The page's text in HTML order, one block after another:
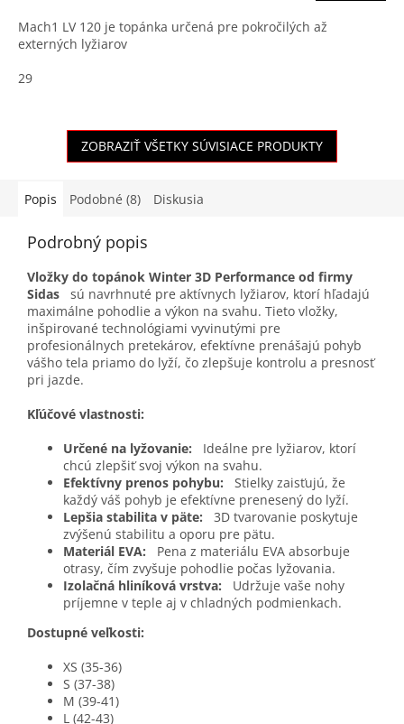
Mach1 LV 120 je topánka určená pre pokročilých až
externých lyžiarov
29
ZOBRAZIŤ VŠETKY SÚVISIACE PRODUKTY
Popis Podobné (8) Diskusia
Podrobný popis
Vložky do topánok Winter 3D Performance od firmy
Sidas
sú navrhnuté pre aktívnych lyžiarov, ktorí hľadajú
maximálne pohodlie a výkon na svahu. Tieto vložky,
inšpirované technológiami vyvinutými pre
profesionálnych pretekárov, efektívne prenášajú pohyb
vášho tela priamo do lyží, čo zlepšuje kontrolu a presnosť
pri jazde.
Kľúčové vlastnosti:
Určené na lyžovanie:
Ideálne pre lyžiarov, ktorí
chcú zlepšiť svoj výkon na svahu.
Efektívny prenos pohybu:
Stielky zaisťujú, že
každý váš pohyb je efektívne prenesený do lyží.
Lepšia stabilita v päte:
3D tvarovanie poskytuje
zvýšenú stabilitu a oporu pre pätu.
Materiál EVA:
Pena z materiálu EVA absorbuje
otrasy, čím zvyšuje pohodlie počas lyžovania.
Izolačná hliníková vrstva:
Udržuje vaše nohy
príjemne v teple aj v chladných podmienkach.
Dostupné veľkosti:
XS (35-36)
S (37-38)
M (39-41)
L (42-43)